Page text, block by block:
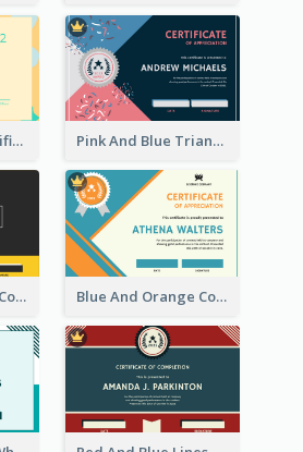
Funky Yellow Certificate Of Singing Content Champion Pink And Blue Triangles Confetti Celebration Certificate
Yellow And Black Contrast Simple Certificate Blue And Orange Company Triangles With Badge Certificate